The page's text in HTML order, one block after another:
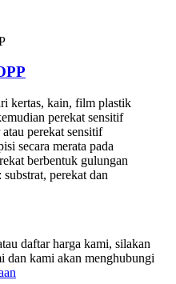
kertas, kain, film plastik
perekat sensitif
perekat sensitif
secara merata pada
berbentuk gulungan
perekat dan
daftar harga kami, silakan
dan kami akan menghubungi